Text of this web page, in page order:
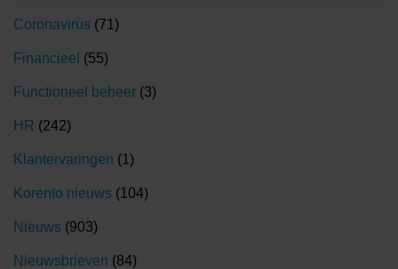
Coronavirus (71)
Financieel (55)
Functioneel beheer (3)
HR (242)
Klantervaringen (1)
Korento nieuws (104)
Nieuws (903)
Nieuwsbrieven (84)